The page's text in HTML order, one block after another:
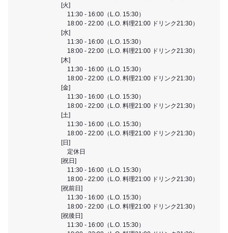
[火]
11:30 - 16:00（L.O. 15:30）
18:00 - 22:00（L.O. 料理21:00 ドリンク21:30）
[水]
11:30 - 16:00（L.O. 15:30）
18:00 - 22:00（L.O. 料理21:00 ドリンク21:30）
[木]
11:30 - 16:00（L.O. 15:30）
18:00 - 22:00（L.O. 料理21:00 ドリンク21:30）
[金]
11:30 - 16:00（L.O. 15:30）
18:00 - 22:00（L.O. 料理21:00 ドリンク21:30）
[土]
11:30 - 16:00（L.O. 15:30）
18:00 - 22:00（L.O. 料理21:00 ドリンク21:30）
[日]
定休日
[祝日]
11:30 - 16:00（L.O. 15:30）
18:00 - 22:00（L.O. 料理21:00 ドリンク21:30）
[祝前日]
11:30 - 16:00（L.O. 15:30）
18:00 - 22:00（L.O. 料理21:00 ドリンク21:30）
[祝後日]
11:30 - 16:00（L.O. 15:30）